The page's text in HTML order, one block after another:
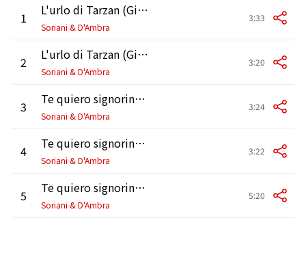
1 L'urlo di Tarzan (Gigi Soriani & Max D'Ambra Funky Edit) (feat. Clementino)
Soriani & D'Ambra
3:33
2 L'urlo di Tarzan (Gigi Soriani & Max D'Ambra Radio Edit ) (feat. Clementino)
Soriani & D'Ambra
3:20
3 Te quiero signorina (Gigi Soriani & Max D'Ambra Edit) (feat. Fabricia & Clementino)
Soriani & D'Ambra
3:24
4 Te quiero signorina (Pop Version) (feat. Fabricia & Clementino)
Soriani & D'Ambra
3:22
5 Te quiero signorina (Felipe C Remix) (feat. Fabricia & Clementino)
Soriani & D'Ambra
5:20